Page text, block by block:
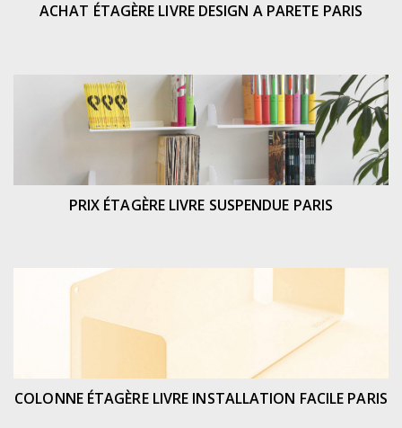
ACHAT ÉTAGÈRE LIVRE DESIGN A PARETE PARIS
PRIX ÉTAGÈRE LIVRE SUSPENDUE PARIS
COLONNE ÉTAGÈRE LIVRE INSTALLATION FACILE PARIS